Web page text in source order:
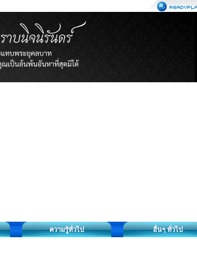
ความรู้ทั่วไป อื่นๆ ทั่วไป